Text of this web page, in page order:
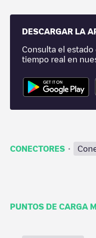
DESCARGAR LA
Consulta el
tiempo real en
CONECTORES ·
PUNTOS DE CARGA